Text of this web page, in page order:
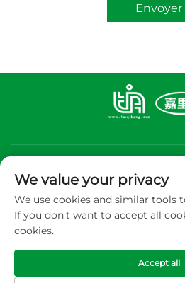
Envoyer
Copyright © 2026 GUANGDONG TIA
CP.,LTD Tous droits réservés -
We value your privacy
We use cookies and similar tools
If you don't want to accept all
cookies.
Accept all